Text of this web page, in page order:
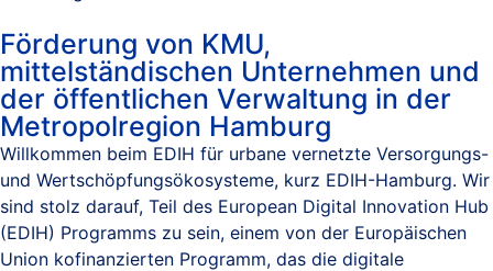
Förderung von KMU,
mittelständischen Unternehmen und
der öffentlichen Verwaltung in der
Metropolregion Hamburg
Willkommen beim EDIH für urbane vernetzte Versorgungs-
und Wertschöpfungsökosysteme, kurz EDIH-Hamburg. Wir
sind stolz darauf, Teil des European Digital Innovation Hub
(EDIH) Programms zu sein, einem von der Europäischen
Union kofinanzierten Programm, das die digitale